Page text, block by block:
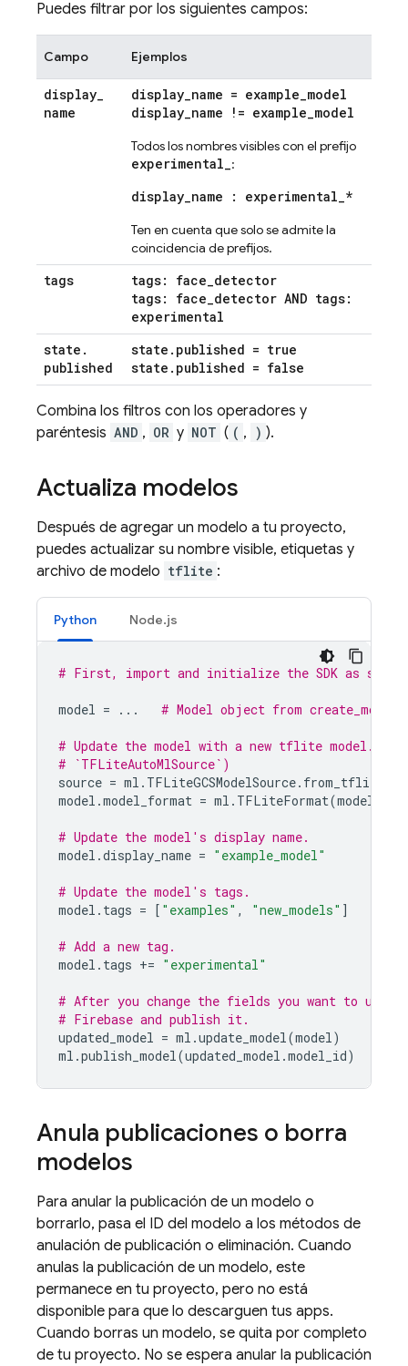
Puedes filtrar por los siguientes campos:
Campo Ejemplos
display_
name
display_name = example_model
display_name != example_model
Todos los nombres visibles con el prefijo
experimental_:
display_name : experimental_*
Ten en cuenta que solo se admite la
coincidencia de prefijos.
tags tags: face_detector
tags: face_detector AND tags:
experimental
state .
published
state . published = true
state . published = false
Combina los filtros con los operadores y
paréntesis AND , OR y NOT ( ( , ) ).
Actualiza modelos
Después de agregar un modelo a tu proyecto,
puedes actualizar su nombre visible, etiquetas y
archivo de modelo tflite :
Python Node.js
# First, import and initialize the SDK as shown
model = ... # Model object from
# Update the model with a new tflite model.
# `TFLiteAutoMlSource`)
source = ml . TFLiteGCSModelSource.
model .model_format = ml . TFLiteFormat(
# Update the model's display name.
model .display_name = "example_model"
# Update the model's tags.
model . tags = [ "examples" , "new_models" ]
# Add a new tag.
model . tags += "experimental"
# After you change the fields you want to
# Firebase and publish it.
updated_model = ml .update_model(model)
ml .publish_model(updated_model .model_id)
Anula publicaciones o borra
modelos
Para anular la publicación de un modelo o
borrarlo, pasa el ID del modelo a los métodos de
anulación de publicación o eliminación. Cuando
anulas la publicación de un modelo, este
permanece en tu proyecto, pero no está
disponible para que lo descarguen tus apps.
Cuando borras un modelo, se quita por completo
de tu proyecto. No se espera anular la publicación